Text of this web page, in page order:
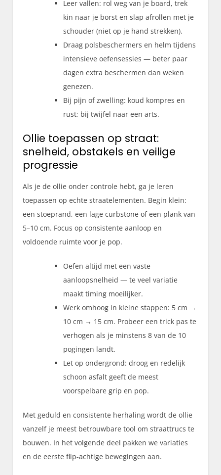
Leer vallen: rol weg van je board, trek
kin naar je borst en slap afrollen met je
schouder (niet op je hand strekken).
Draag polsbeschermers en helm tijdens
intensieve oefensessies — beter paar
dagen extra beschermen dan weken
genezen.
Bij pijn of zwelling: koud kompres en
rust; bij twijfel naar een arts.
Ollie toepassen op straat:
snelheid, obstakels en veilige
progressie
Als je de ollie onder controle hebt, ga je leren
toepassen op echte straatelementen. Begin klein:
een stoeprand, een lage curbstone of een plank van
5–10 cm. Focus op consistente aanloop en
voldoende ruimte voor je pop.
Oefen altijd met een vaste
aanloopsnelheid — te veel variatie
maakt timing moeilijker.
Werk omhoog in kleine stappen: 5 cm →
10 cm → 15 cm. Probeer een trick pas te
verhogen als je minstens 8 van de 10
pogingen landt.
Let op ondergrond: droog en redelijk
schoon asfalt geeft de meest
voorspelbare grip en pop.
Met geduld en consistente herhaling wordt de ollie
vanzelf je meest betrouwbare tool om straattrucs te
bouwen. In het volgende deel pakken we variaties
en de eerste flip-achtige bewegingen aan.